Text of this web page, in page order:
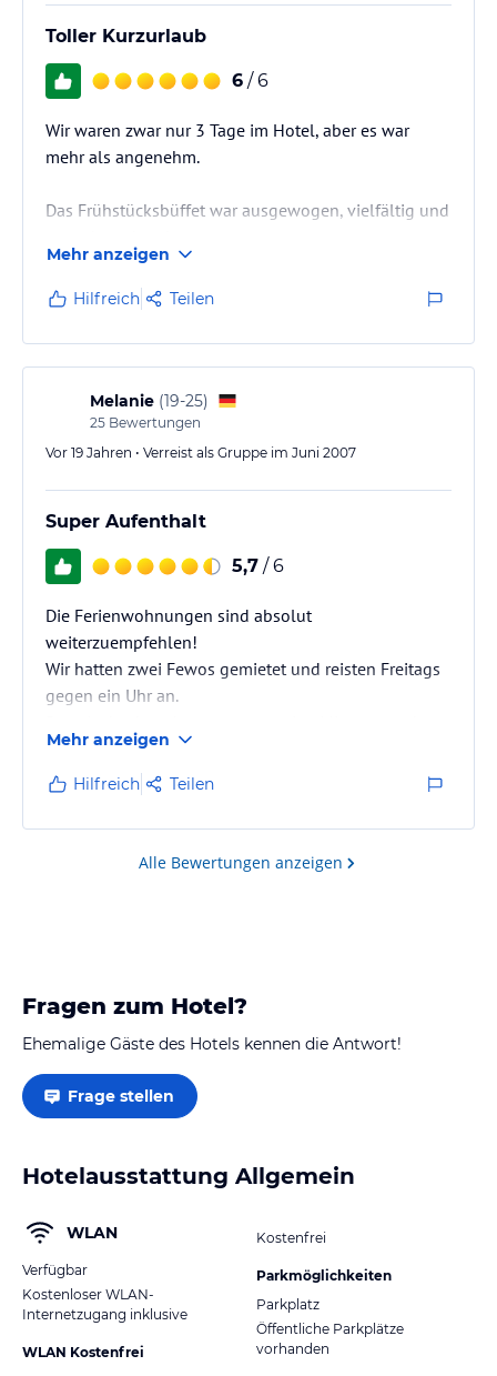
Toller Kurzurlaub
6 / 6
Wir waren zwar nur 3 Tage im Hotel, aber es war
mehr als angenehm.
Das Frühstücksbüffet war ausgewogen, vielfältig und
Das Essen im Restaurant war sehr schmackhaft und
Alles in Allem ein gelungener Kurzurlaub, den wir auf
jeden Fall wiederholen werden
Mehr anzeigen
Hilfreich Teilen
Melanie (19-25)
25 Bewertungen
Vor 19 Jahren • Verreist als Gruppe im Juni 2007
Super Aufenthalt
5,7 / 6
Die Ferienwohnungen sind absolut
weiterzuempfehlen!
Wir hatten zwei Fewos gemietet und reisten Freitags
gegen ein Uhr an.
schon hatten wir unsere Schlüssel.
Es gab pro Fewo drei Schlüssel in unserem Fall was
uns entgegen kam da der ein oder andere doch mal
früher Heim möchte*g*.
Die Zimmer sind geräumig und groß,vorallem das
Mehr anzeigen
Hilfreich Teilen
Alle Bewertungen anzeigen
Fragen zum Hotel?
Ehemalige Gäste des Hotels kennen die Antwort!
Frage stellen
Hotelausstattung Allgemein
WLAN
Verfügbar
Kostenloser WLAN-
Internetzugang inklusive
WLAN Kostenfrei
Kostenfrei
Parkmöglichkeiten
Parkplatz
Öffentliche Parkplätze
vorhanden